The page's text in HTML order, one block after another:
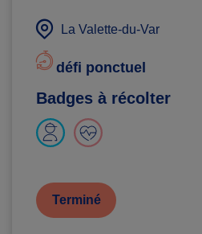
La Valette-du-Var
défi ponctuel
Badges à récolter
Terminé